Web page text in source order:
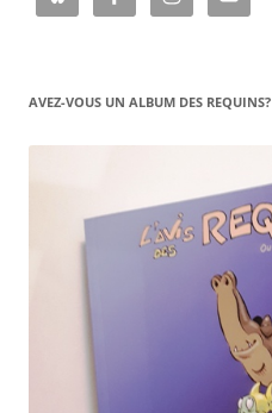
AVEZ-VOUS UN ALBUM DES REQUINS?